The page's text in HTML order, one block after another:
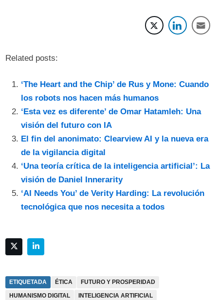
Related posts:
‘The Heart and the Chip’ de Rus y Mone: Cuando
los robots nos hacen más humanos
‘Esta vez es diferente’ de Omar Hatamleh: Una
visión del futuro con IA
El fin del anonimato: Clearview AI y la nueva era
de la vigilancia digital
‘Una teoría crítica de la inteligencia artificial’: La
visión de Daniel Innerarity
‘AI Needs You’ de Verity Harding: La revolución
tecnológica que nos necesita a todos
ETIQUETADA ÉTICA
FUTURO Y PROSPERIDAD
HUMANISMO DIGITAL
INTELIGENCIA ARTIFICIAL